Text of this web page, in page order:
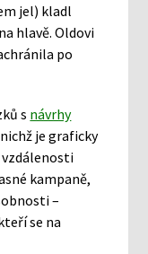
jel) kladl
hlavě. Oldovi
po
s návrhy
je graficky
vzdálenosti
kampaně,
–
se na